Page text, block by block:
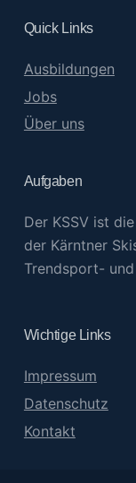
Quick Links
Ausbildungen
Jobs
Über uns
Aufgaben
Der KSSV ist
der Kärntner
Trendsport-
Wichtige Links
Impressum
Datenschutz
Kontakt